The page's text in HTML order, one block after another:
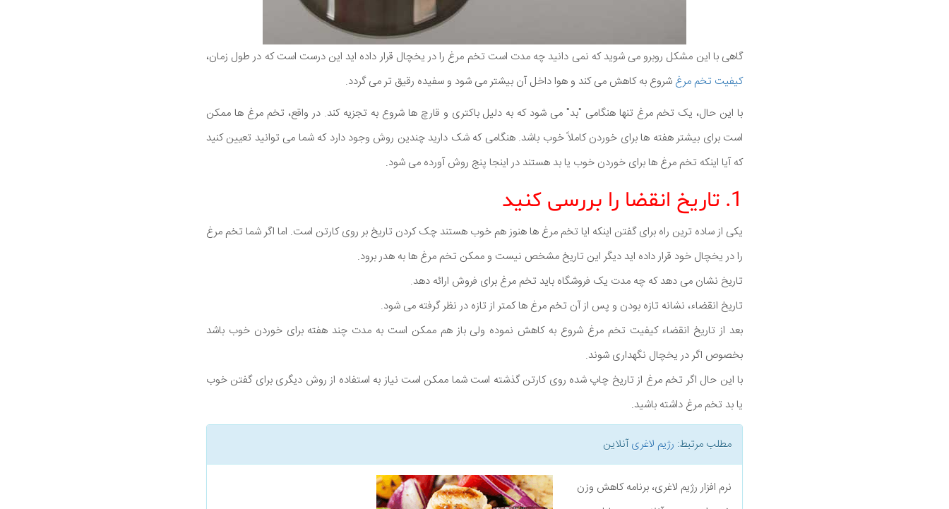
گاهی با این مشکل روبرو می شوید که نمی دانید چه مدت است تخم مرغ را در یخچال قرار داده اید این درست است که در طول زمان،
کیفیت تخم مرغ شروع به کاهش می کند و هوا داخل آن بیشتر می شود و سفیده رقیق تر می گردد.
با این حال، یک تخم مرغ تنها هنگامی "بد" می شود که به دلیل باکتری و قارچ ها شروع به تجزیه کند. در واقع، تخم مرغ ها ممکن
است برای بیشتر هفته ها برای خوردن کاملاً خوب باشد. هنگامی که شک دارید چندین روش وجود دارد که شما می توانید تعیین کنید
که آیا اینکه تخم مرغ ها برای خوردن خوب یا بد هستند در اینجا پنج روش آورده می شود.
1. تاریخ انقضا را بررسی کنید
یکی از ساده ترین راه برای گفتن اینکه ایا تخم مرغ ها هنوز هم خوب هستند چک کردن تاریخ بر روی کارتن است. اما اگر شما تخم مرغ
را در یخچال خود قرار داده اید دیگر این تاریخ مشخص نیست و ممکن تخم مرغ ها به هدر برود.
تاریخ نشان می دهد که چه مدت یک فروشگاه باید تخم مرغ برای فروش ارائه دهد.
تاریخ انقضاء، نشانه تازه بودن و پس از آن تخم مرغ ها کمتر از تازه در نظر گرفته می شود.
بعد از تاریخ انقضاء کیفیت تخم مرغ شروع به کاهش نموده ولی باز هم ممکن است به مدت چند هفته برای خوردن خوب باشد
بخصوص اگر در یخچال نگهداری شوند.
با این حال اگر تخم مرغ از تاریخ چاپ شده روی کارتن گذشته است شما ممکن است نیاز به استفاده از روش دیگری برای گفتن خوب
یا بد تخم مرغ داشته باشید.
مطلب مرتبط: رژیم لاغریآنلاین
نرم افزار رژیم لاغری، برنامه کاهش وزن